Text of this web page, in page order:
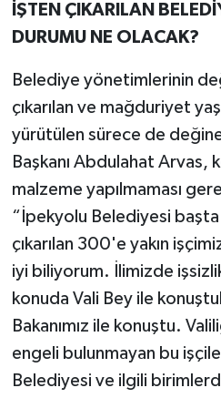
İŞTEN ÇIKARILAN
DURUMU NE OLACAK?
Belediye yönetimlerinin
çıkarılan ve mağduriyet
yürütülen sürece de
Başkanı Abdulahat Arvas,
malzeme yapılmaması
“İpekyolu Belediyesi
çıkarılan 300'e yakın
iyi biliyorum. İlimizde
konuda Vali Bey ile
Bakanımız ile konuştu.
engeli bulunmayan bu
Belediyesi ve ilgili